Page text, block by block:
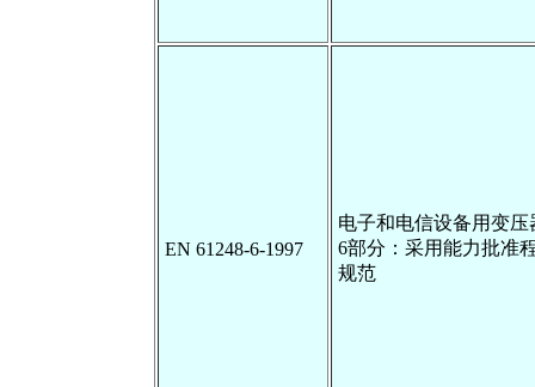
EN 61248-6-1997
电子和电信设备用变
6部分：采用能力批准
规范